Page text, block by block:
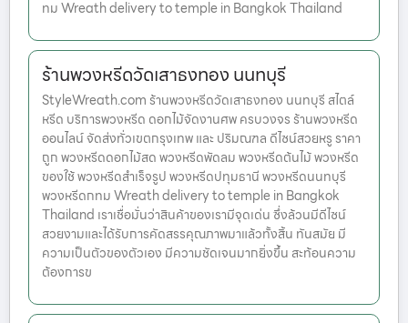
ทม Wreath delivery to temple in Bangkok Thailand
ร้านพวงหรีดวัดเสาธงทอง นนทบุรี
StyleWreath.com ร้านพวงหรีดวัดเสาธงทอง นนทบุรี สไตล์
หรีด บริการพวงหรีด ดอกไม้จัดงานศพ ครบวงจร ร้านพวงหรีด
ออนไลน์ จัดส่งทั่วเขตกรุงเทพ และ ปริมณฑล ดีไซน์สวยหรู ราคา
ถูก พวงหรีดดอกไม้สด พวงหรีดพัดลม พวงหรีดต้นไม้ พวงหรีด
ของใช้ พวงหรีดสำเร็จรูป พวงหรีดปทุมธานี พวงหรีดนนทบุรี
พวงหรีดกทม Wreath delivery to temple in Bangkok
Thailand เราเชื่อมั่นว่าสินค้าของเรามีจุดเด่น ซึ่งล้วนมีดีไซน์
สวยงามและได้รับการคัดสรรคุณภาพมาแล้วทั้งสิ้น ทันสมัย มี
ความเป็นตัวของตัวเอง มีความชัดเจนมากยิ่งขึ้น สะท้อนความ
ต้องการข